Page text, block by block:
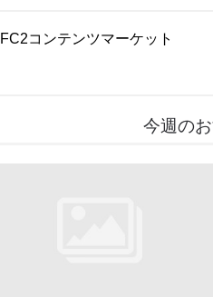
FC2コンテンツマーケット
今週の